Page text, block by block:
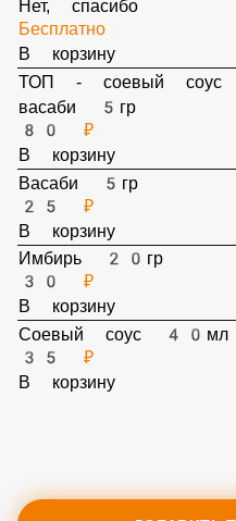
Нет, спасибо
Бесплатно
В корзину
ТОП - соевый
васаби 5гр
80 ₽
В корзину
Васаби 5гр
25 ₽
В корзину
Имбирь 20гр
30 ₽
В корзину